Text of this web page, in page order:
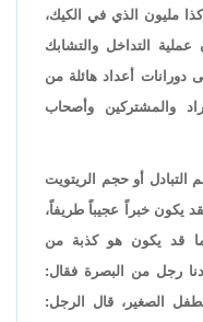
مليون الذي في الكيك،
التداخل والتشابك
دورانات أعداد هائلة من
والمشتركين وأصحاب
أو حجم الريتويت
يكون خبراً عجيباً طريفاً،
قد يكون هو كذبة من
رجل من البصرة فقال:
الصغير، قال الرجل: